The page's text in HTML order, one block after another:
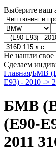
Выберите ваш
Не нашли свое
Сделаем
Главная/БМВ
E93) - 2010 ->
БМВ
(E90-
2011